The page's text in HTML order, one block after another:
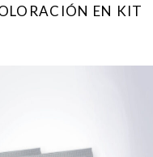
EN KIT